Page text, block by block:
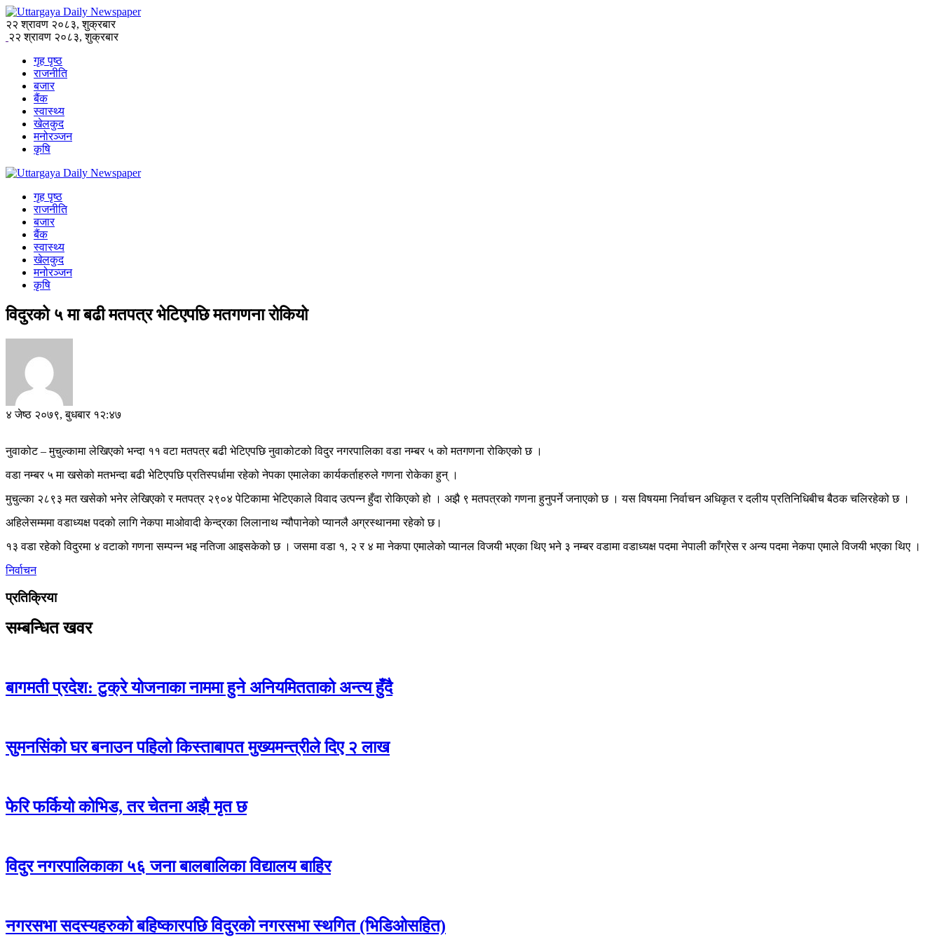
२२ श्रावण २०८३, शुक्रबार
२२ श्रावण २०८३, शुक्रबार
गृह पृष्ठ
राजनीति
बजार
बैंक
स्वास्थ्य
खेलकुद
मनोरञ्जन
कृषि
गृह पृष्ठ
राजनीति
बजार
बैंक
स्वास्थ्य
खेलकुद
मनोरञ्जन
कृषि
विदुरको ५ मा बढी मतपत्र भेटिएपछि मतगणना रोकियो
४ जेष्ठ २०७९, बुधबार १२:४७
नुवाकोट – मुचुल्कामा लेखिएको भन्दा ११ वटा मतपत्र बढी भेटिएपछि नुवाकोटको विदुर नगरपालिका वडा नम्बर ५ को मतगणना रोकिएको छ ।
वडा नम्बर ५ मा खसेको मतभन्दा बढी भेटिएपछि प्रतिस्पर्धामा रहेको नेपका एमालेका कार्यकर्ताहरुले गणना रोकेका हुन् ।
मुचुल्का २८९३ मत खसेको भनेर लेखिएको र मतपत्र २९०४ पेटिकामा भेटिएकाले विवाद उत्पन्न हुँदा रोकिएको हो । अझै ९ मतपत्रको गणना हुनुपर्ने जनाएको छ । यस विषयमा निर्वाचन अधिकृत र दलीय प्रतिनिधिबीच बैठक चलिरहेको छ ।
अहिलेसम्ममा वडाध्यक्ष पदको लागि नेकपा माओवादी केन्द्रका लिलानाथ न्यौपानेको प्यानलै अग्रस्थानमा रहेको छ।
१३ वडा रहेको विदुरमा ४ वटाको गणना सम्पन्न भइ नतिजा आइसकेको छ । जसमा वडा १, २ र ४ मा नेकपा एमालेको प्यानल विजयी भएका थिए भने ३ नम्बर वडामा वडाध्यक्ष पदमा नेपाली काँग्रेस र अन्य पदमा नेकपा एमाले विजयी भएका थिए ।
निर्वाचन
प्रतिक्रिया
सम्बन्धित खवर
बागमती प्रदेश: टुक्रे योजनाका नाममा हुने अनियमितताको अन्त्य हुँदै
सुमनसिंको घर बनाउन पहिलो किस्ताबापत मुख्यमन्त्रीले दिए २ लाख
फेरि फर्कियो कोभिड, तर चेतना अझै मृत छ
विदुर नगरपालिकाका ५६ जना बालबालिका विद्यालय बाहिर
नगरसभा सदस्यहरुको बहिष्कारपछि विदुरको नगरसभा स्थगित (भिडिओसहित)